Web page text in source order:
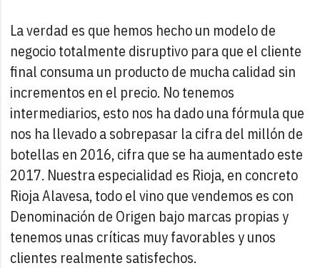
La verdad es que hemos hecho un modelo de
negocio totalmente disruptivo para que el cliente
final consuma un producto de mucha calidad sin
incrementos en el precio. No tenemos
intermediarios, esto nos ha dado una fórmula que
nos ha llevado a sobrepasar la cifra del millón de
botellas en 2016, cifra que se ha aumentado este
2017. Nuestra especialidad es Rioja, en concreto
Rioja Alavesa, todo el vino que vendemos es con
Denominación de Origen bajo marcas propias y
tenemos unas críticas muy favorables y unos
clientes realmente satisfechos.